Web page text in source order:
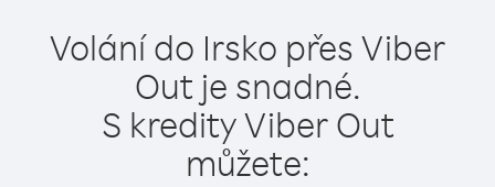
Volání do Irsko přes Viber
Out je snadné.
S kredity Viber Out
můžete: